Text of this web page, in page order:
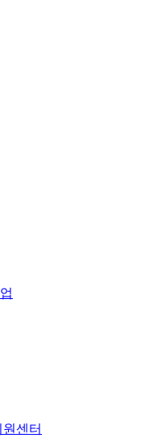
센터